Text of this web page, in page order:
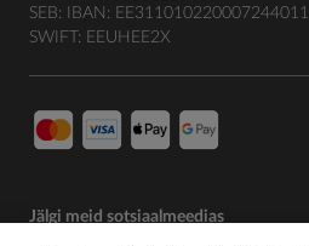
SEB: IBAN: EE311010220007244011
SWIFT: EEUHEE2X
Jälgi meid sotsiaalmeedias